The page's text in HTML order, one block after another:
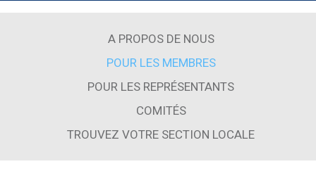
A PROPOS DE NOUS
POUR LES MEMBRES
POUR LES REPRÉSENTANTS
COMITÉS
TROUVEZ VOTRE SECTION LOCALE